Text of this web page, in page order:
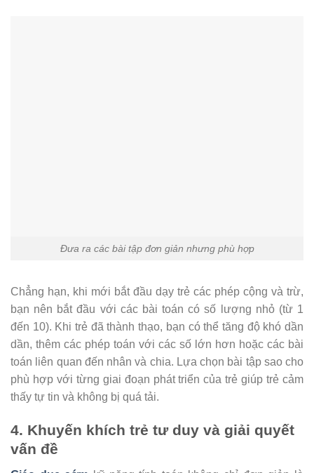
Đưa ra các bài tập đơn giản nhưng phù hợp
Chẳng hạn, khi mới bắt đầu dạy trẻ các phép cộng và trừ,
bạn nên bắt đầu với các bài toán có số lượng nhỏ (từ 1
đến 10). Khi trẻ đã thành thạo, bạn có thể tăng độ khó dần
dần, thêm các phép toán với các số lớn hơn hoặc các bài
toán liên quan đến nhân và chia. Lựa chọn bài tập sao cho
phù hợp với từng giai đoạn phát triển của trẻ giúp trẻ cảm
thấy tự tin và không bị quá tải.
4. Khuyến khích trẻ tư duy và giải quyết
vấn đề